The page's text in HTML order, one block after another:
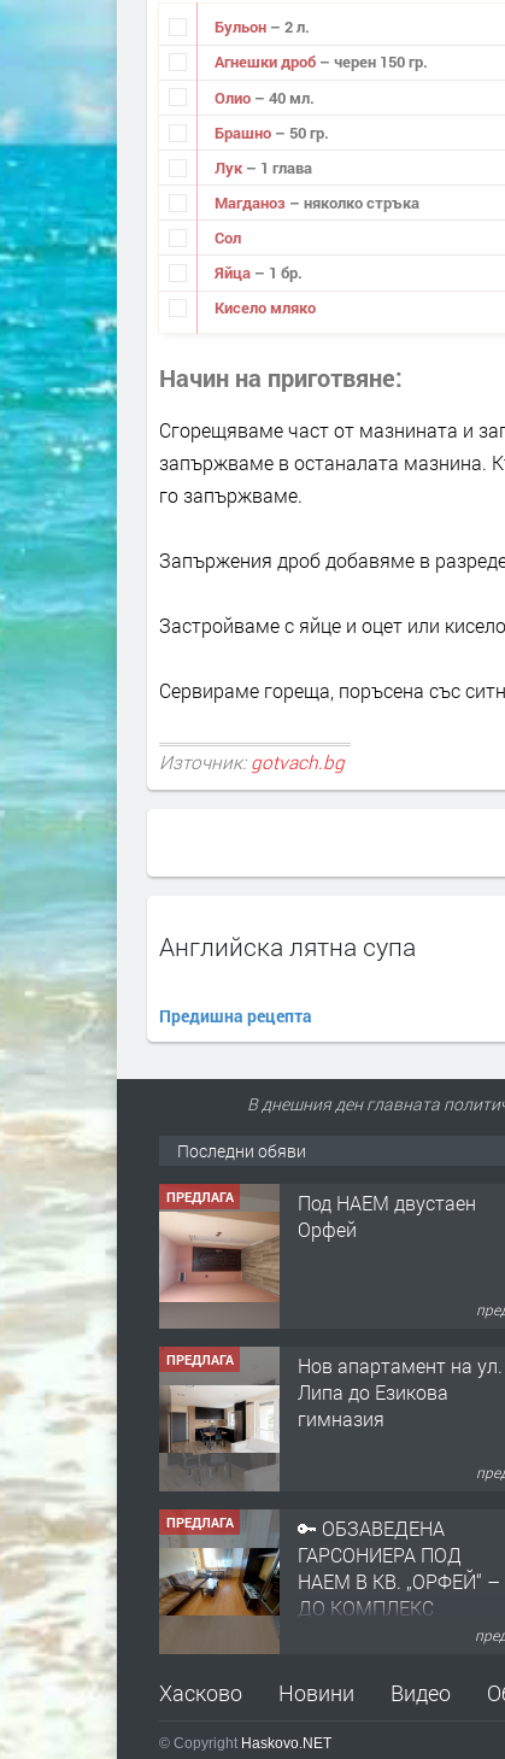
Бульон – 2 л.
Агнешки дроб – черен 150 гр.
Олио – 40 мл.
Брашно – 50 гр.
Лук – 1 глава
Магданоз – няколко стръка
Сол
Яйца – 1 бр.
Кисело мляко
Начин на приготвяне
Сгорещяваме част от мазнината и
запържваме в останалата мазнина.
го запържваме.
Запържения дроб добавяме в
Застройваме с яйце и оцет или
Сервираме гореща, поръсена със
Източник: gotvach.bg
Английска лятна супа
Предишна рецепта
В днешния ден главната
Последни обяви
ПРЕДЛАГА
Орфей
ПРЕДЛАГА
Липа до Езикова
гимназия
ПРЕДЛАГА
ГАРСОНИЕРА ПОД
НАЕМ В КВ. „ОРФЕЙ“ –
ДО КОМПЛЕКС
„ВЕСПРЕМ“, ГР.
И ОБОРУДВАН
Хасково Новини Видео
© Copyright Haskovo.NET